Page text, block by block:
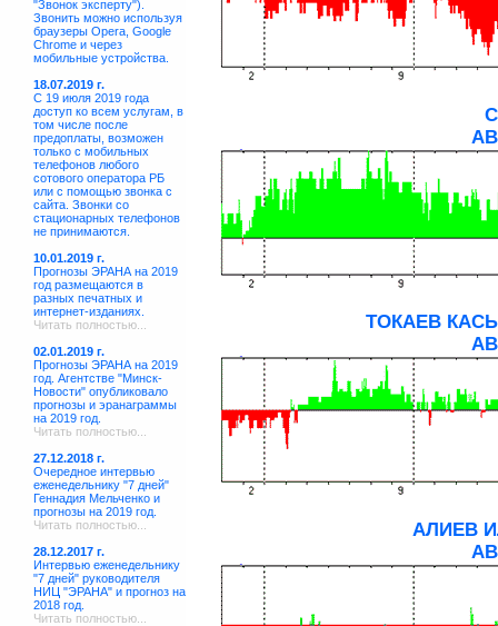
"Звонок эксперту").
Звонить можно используя
браузеры Opera, Google
Chrome и через
мобильные устройства.
18.07.2019 г.
С 19 июля 2019 года
доступ ко всем услугам, в
том числе после
предоплаты, возможен
только с мобильных
телефонов любого
сотового оператора РБ
или с помощью звонка с
сайта. Звонки со
стационарных телефонов
не принимаются.
10.01.2019 г.
Прогнозы ЭРАНА на 2019
год размещаются в
разных печатных и
интернет-изданиях.
Читать полностью...
02.01.2019 г.
Прогнозы ЭРАНА на 2019
год. Агентстве "Минск-
Новости" опубликовало
прогнозы и эранаграммы
на 2019 год.
Читать полностью...
27.12.2018 г.
Очередное интервью
еженедельнику "7 дней"
Геннадия Мельченко и
прогнозы на 2019 год.
Читать полностью...
28.12.2017 г.
Интервью еженедельнику
"7 дней" руководителя
НИЦ "ЭРАНА" и прогноз на
2018 год.
Читать полностью...
ТОКАЕВ
АЛИЕВ